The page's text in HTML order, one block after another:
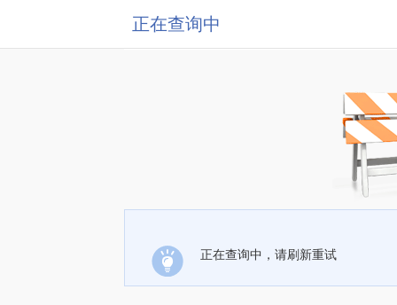
正在查询中
正在查询中，请刷新重试